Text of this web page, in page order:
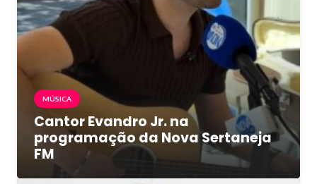
MÚSICA
Cantor Evandro Jr. na
programação da Nova Sertaneja
FM